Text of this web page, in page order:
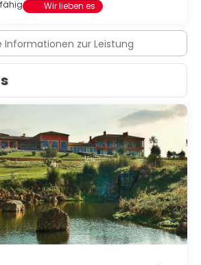
Wir lieben es
Informationen zur Leistung